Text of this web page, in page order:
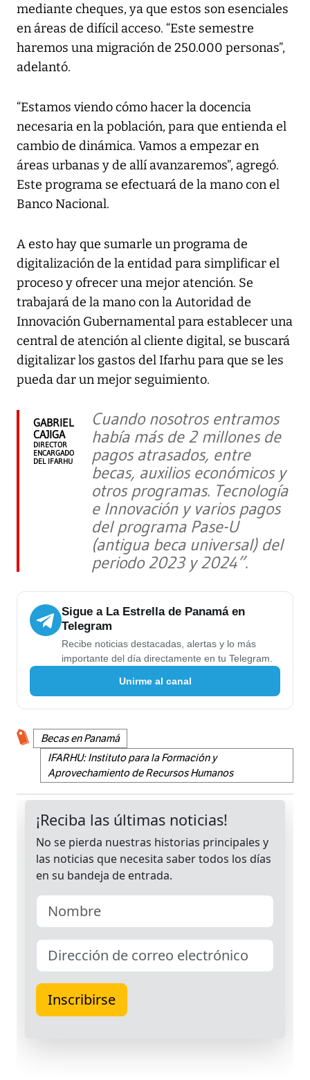
mediante cheques, ya que estos son esenciales
en áreas de difícil acceso. “Este semestre
haremos una migración de 250.000 personas”,
adelantó.
“Estamos viendo cómo hacer la docencia
necesaria en la población, para que entienda el
cambio de dinámica. Vamos a empezar en
áreas urbanas y de allí avanzaremos”, agregó.
Este programa se efectuará de la mano con el
Banco Nacional.
A esto hay que sumarle un programa de
digitalización de la entidad para simplificar el
proceso y ofrecer una mejor atención. Se
trabajará de la mano con la Autoridad de
Innovación Gubernamental para establecer una
central de atención al cliente digital, se buscará
digitalizar los gastos del Ifarhu para que se les
pueda dar un mejor seguimiento.
GABRIEL
CAJIGA
DIRECTOR
ENCARGADO
DEL IFARHU
Cuando nosotros entramos
había más de 2 millones de
pagos atrasados, entre
becas, auxilios económicos y
otros programas. Tecnología
e Innovación y varios pagos
del programa Pase-U
(antigua beca universal) del
periodo 2023 y 2024”.
Sigue a La Estrella de Panamá en
Telegram
Recibe noticias destacadas, alertas y lo más
importante del día directamente en tu Telegram.
Unirme al canal
Becas en Panamá
IFARHU: Instituto para la Formación y
Aprovechamiento de Recursos Humanos